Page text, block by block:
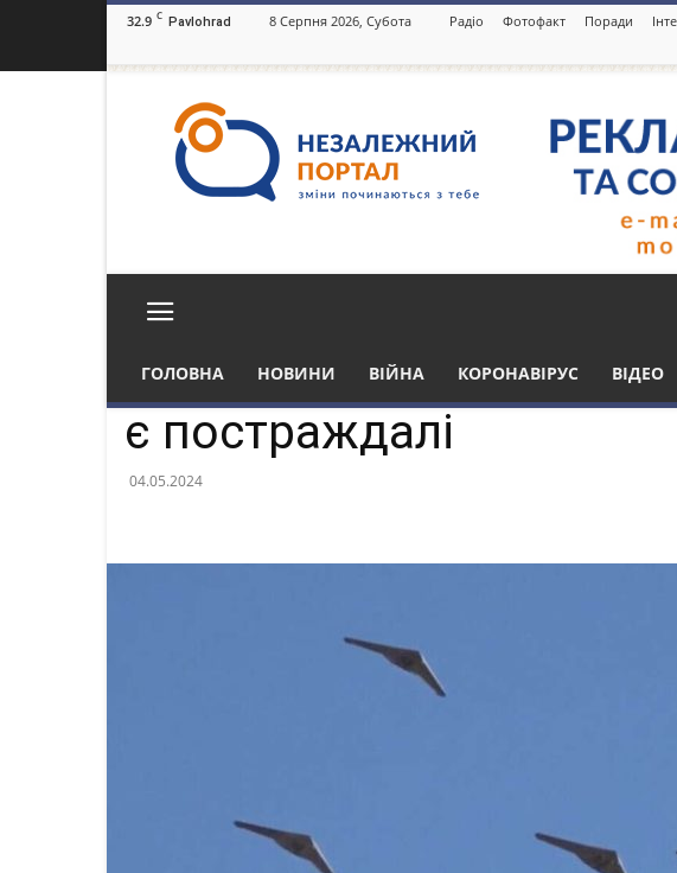
32.9 C Pavlohrad 8 Серпня 2026, Субота Радіо Фотофакт Поради
портал
Павлоград.dp.ua
ГОЛОВНА НОВИНИ ВІЙНА КОРОНАВІРУС ВІДЕО
Над Павлоградщиною
є постраждалі
04.05.2024